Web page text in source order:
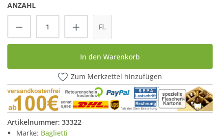
ANZAHL
Produkt Anzahl: Gib den gewünschten
Fl.
In den Warenkorb
Zum Merkzettel hinzufügen
Artikelnummer: 33322
Marke: Baglietti